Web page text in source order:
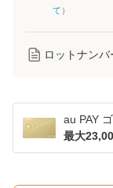
て ）
ロットナンバ
au PAY
最大